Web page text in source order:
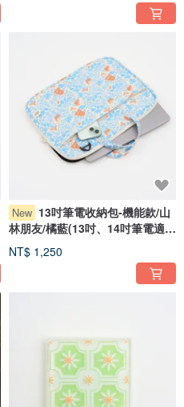
New 13吋筆電收納包-機能款/山
林朋友/橘藍(13吋、14吋筆電適
NT$ 1,250